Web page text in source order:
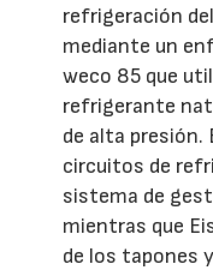
refrigeración
mediante un
weco 85 que
refrigerante
de alta
circuitos de
sistema de
mientras que
de los tapones